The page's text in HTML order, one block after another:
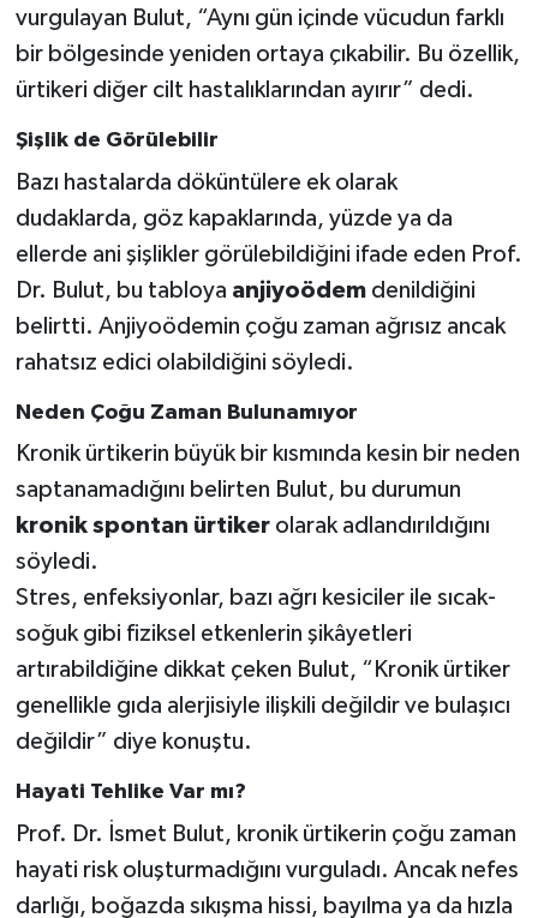
vurgulayan Bulut, “Aynı gün içinde vücudun farklı
bir bölgesinde yeniden ortaya çıkabilir. Bu özellik,
ürtikeri diğer cilt hastalıklarından ayırır” dedi.
Şişlik de Görülebilir
Bazı hastalarda döküntülere ek olarak
dudaklarda, göz kapaklarında, yüzde ya da
ellerde ani şişlikler görülebildiğini ifade eden Prof.
Dr. Bulut, bu tabloya anjiyoödemdenildiğini
belirtti. Anjiyoödemin çoğu zaman ağrısız ancak
rahatsız edici olabildiğini söyledi.
Neden Çoğu Zaman Bulunamıyor
Kronik ürtikerin büyük bir kısmında kesin bir neden
saptanamadığını belirten Bulut, bu durumun
kronik spontan ürtikerolarak adlandırıldığını
söyledi.
Stres, enfeksiyonlar, bazı ağrı kesiciler ile sıcak-
soğuk gibi fiziksel etkenlerin şikâyetleri
artırabildiğine dikkat çeken Bulut, “Kronik ürtiker
genellikle gıda alerjisiyle ilişkili değildir ve bulaşıcı
değildir” diye konuştu.
Hayati Tehlike Var mı?
Prof. Dr. İsmet Bulut, kronik ürtikerin çoğu zaman
hayati risk oluşturmadığını vurguladı. Ancak nefes
darlığı, boğazda sıkışma hissi, bayılma ya da hızla